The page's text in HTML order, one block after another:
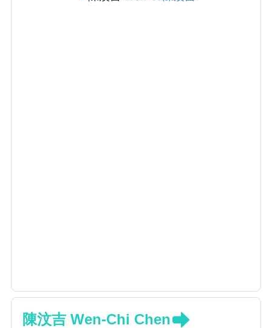
陳汶吉 Wen-Chi Chen